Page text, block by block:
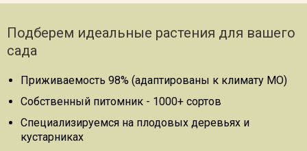
Подберем идеальные растения для вашего
сада
Приживаемость 98% (адаптированы к климату МО)
Собственный питомник - 1000+ сортов
Специализируемся на плодовых деревьях и
кустарниках